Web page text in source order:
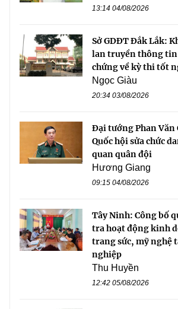
13:14 04/08/2026
Sở GDĐT Đắk Lắk:
lan truyền thông tin
chứng về kỳ thi tốt
Ngọc Giàu
20:34 03/08/2026
Đại tướng Phan
Quốc hội sửa chức
quan quân đội
Hương Giang
09:15 04/08/2026
Tây Ninh: Công bố
tra hoạt động kinh
trang sức, mỹ nghệ
nghiệp
Thu Huyền
12:42 05/08/2026